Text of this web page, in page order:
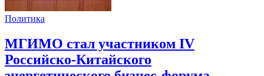
Политика
МГИМО стал участником IV
Российско-Китайского